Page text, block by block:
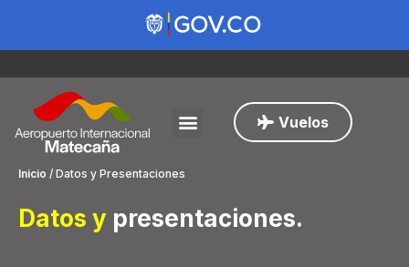
Vuelos
Inicio / Datos y Presentaciones
Datos y presentaciones.